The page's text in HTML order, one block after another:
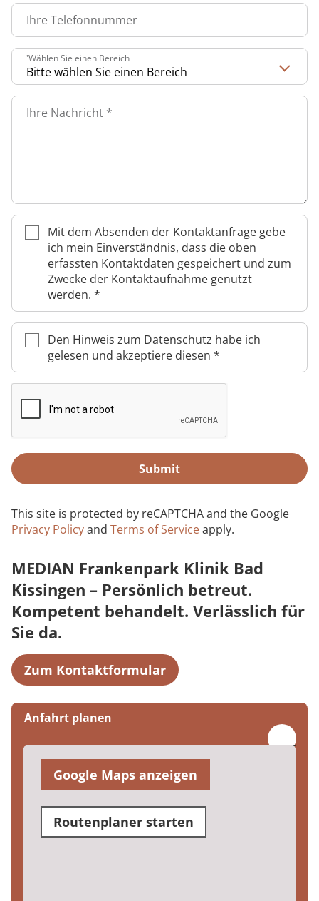
Downloads
Anreise
FAQs
Kontakt
Kosten & Kostenträger
Zuzahlung & Befreiung
Checkliste zum Start
Kinder-und Jugendreha
Gastroenterologie
Stoffwechselerkrankungen
Geriatrie
Long Covid
Onkologie
Pneumologie
Rheumatologie
Prävention
Nachsorge
Qualität & Expertise
Energiepolitik
Publikationsdatenbank
Ihr Weg zu MEDIAN
Kosten & Kostenträger
Zuzahlung & Befreiung
Reha FAQ
Reha Checkliste
Über MEDIAN
Kooperationen
Presse
Karriere
Ihre Telefonnummer
'Wählen Sie einen Bereich
Ihre Nachricht *
Mit dem Absenden der Kontaktanfrage gebe
ich mein Einverständnis, dass die oben
erfassten Kontaktdaten gespeichert und zum
Zwecke der Kontaktaufnahme genutzt
werden. *
Den Hinweis zum Datenschutz habe ich
gelesen und akzeptiere diesen *
Submit
This site is protected by reCAPTCHA and the Google
Privacy Policyand Terms of Serviceapply.
MEDIAN Frankenpark Klinik Bad
Kissingen – Persönlich betreut.
Kompetent behandelt. Verlässlich für
Sie da.
Zum Kontaktformular
Anfahrt planen
Google Maps anzeigen
Routenplaner starten